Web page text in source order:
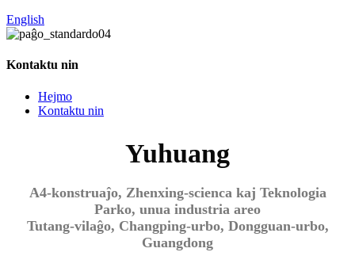
English
Kontaktu nin
Hejmo
Kontaktu nin
Yuhuang
A4-konstruaĵo, Zhenxing-scienca kaj Teknologia
Parko, unua industria areo
Tutang-vilaĝo, Changping-urbo, Dongguan-urbo,
Guangdong